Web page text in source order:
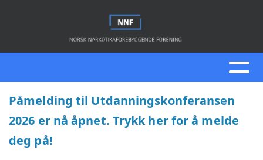
Påmelding til Utdanningskonferansen
2026 er nå åpnet. Trykk her for å melde
deg på!